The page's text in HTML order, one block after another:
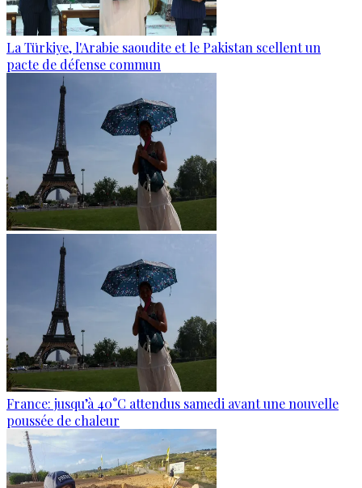
La Türkiye, l'Arabie saoudite et le Pakistan scellent un
pacte de défense commun
France: jusqu’à 40°C attendus samedi avant une nouvelle
poussée de chaleur